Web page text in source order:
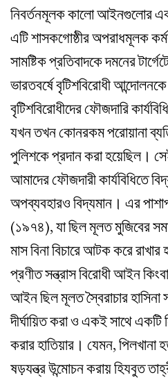
নিবর্তনমূলক কালো আইনগুলোর
এটি শাসকগোষ্ঠীর অপরাধমূলক
সামষ্টিক প্রতিবাদকে দমনের
ভারতবর্ষে বৃটিশবিরোধী
বৃটিশবিরোধীদের ফৌজদারি
যখন তখন কোনরকম পরোয়ানা
পুলিশকে প্রদান করা হয়েছিল।
আমাদের ফৌজদারী কার্যবিধিতে
অপব্যবহারও বিদ্যমান। এর
(১৯৭৪), যা ছিল মূলত মুজিবের
মাস বিনা বিচারে আটক করে
প্রণীত সন্ত্রাস বিরোধী আইন
আইন ছিল মূলত স্বৈরাচার
দীর্ঘায়িত করা ও একই সাথে একটি
করার হাতিয়ার। যেমন, পিলখানা
ষড়যন্ত্র উন্মোচন করায় হিযবুত